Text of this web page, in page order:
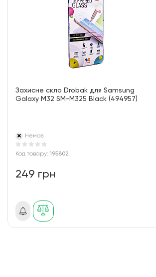
Захисне скло Drobak для Samsung
Galaxy M32 SM-M325 Black (494957)
Немає
Код товару: 195802
249 грн